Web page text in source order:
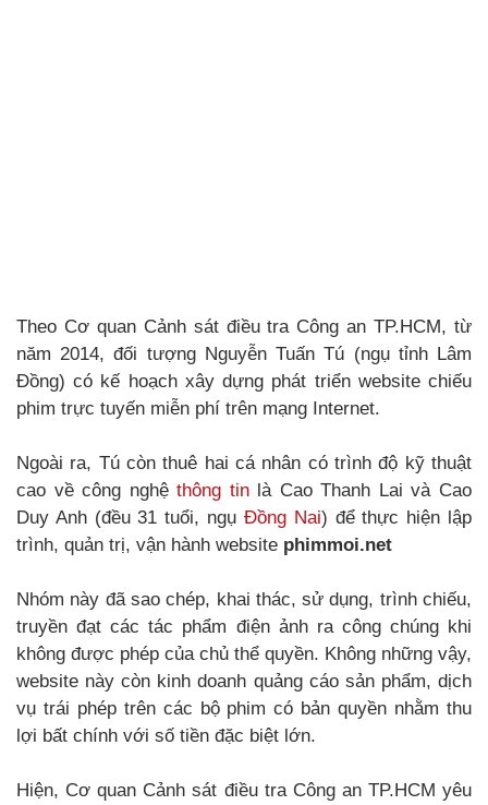
Theo Cơ quan Cảnh sát điều tra Công an TP.HCM, từ
năm 2014, đối tượng Nguyễn Tuấn Tú (ngụ tỉnh Lâm
Đồng) có kế hoạch xây dựng phát triển website chiếu
phim trực tuyến miễn phí trên mạng Internet.
Ngoài ra, Tú còn thuê hai cá nhân có trình độ kỹ thuật
cao về công nghệthông tinlà Cao Thanh Lai và Cao
Duy Anh (đều 31 tuổi, ngụ Đồng Nai) để thực hiện lập
trình, quản trị, vận hành website phimmoi.net
Nhóm này đã sao chép, khai thác, sử dụng, trình chiếu,
truyền đạt các tác phẩm điện ảnh ra công chúng khi
không được phép của chủ thể quyền. Không những vậy,
website này còn kinh doanh quảng cáo sản phẩm, dịch
vụ trái phép trên các bộ phim có bản quyền nhằm thu
lợi bất chính với số tiền đặc biệt lớn.
Hiện, Cơ quan Cảnh sát điều tra Công an TP.HCM yêu